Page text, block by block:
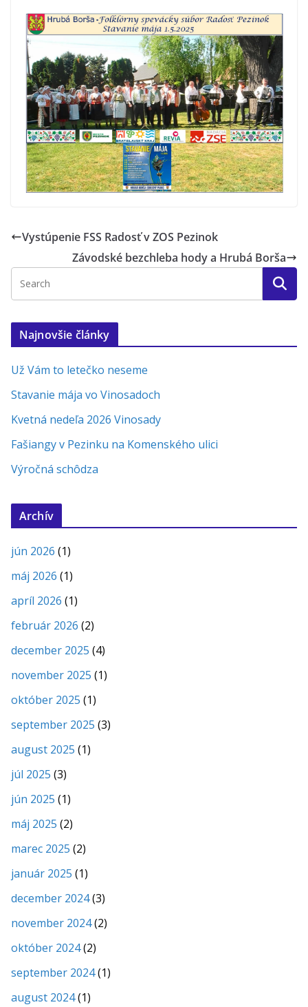
Vystúpenie FSS Radosť v ZOS Pezinok
Závodské bezchleba hody a Hrubá Borša
Najnovšie články
Už Vám to letečko neseme
Stavanie mája vo Vinosadoch
Kvetná nedeľa 2026 Vinosady
Fašiangy v Pezinku na Komenského ulici
Výročná schôdza
Archív
jún 2026 (1)
máj 2026 (1)
apríl 2026 (1)
február 2026 (2)
december 2025 (4)
november 2025 (1)
október 2025 (1)
september 2025 (3)
august 2025 (1)
júl 2025 (3)
jún 2025 (1)
máj 2025 (2)
marec 2025 (2)
január 2025 (1)
december 2024(3)
november 2024(2)
október 2024(2)
september 2024(1)
august 2024(1)